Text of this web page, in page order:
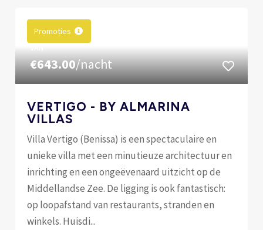
Promoties
€643.00/nacht
VERTIGO - BY ALMARINA
VILLAS
Villa Vertigo (Benissa) is een spectaculaire en
unieke villa met een minutieuze architectuur en
inrichting en een ongeëvenaard uitzicht op de
Middellandse Zee. De ligging is ook fantastisch:
op loopafstand van restaurants, stranden en
winkels. Huisdi...